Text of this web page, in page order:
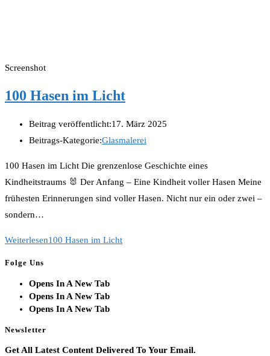
Screenshot
100 Hasen im Licht
Beitrag veröffentlicht:17. März 2025
Beitrags-Kategorie:Glasmalerei
100 Hasen im Licht Die grenzenlose Geschichte eines
Kindheitstraums 🐰 Der Anfang – Eine Kindheit voller Hasen Meine
frühesten Erinnerungen sind voller Hasen. Nicht nur ein oder zwei –
sondern…
Weiterlesen100 Hasen im Licht
Folge Uns
Opens In A New Tab
Opens In A New Tab
Opens In A New Tab
Newsletter
Get All Latest Content Delivered To Your Email.